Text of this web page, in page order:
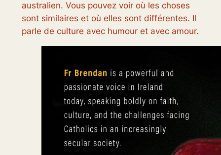
australien. Vous pouvez voir où les choses
sont similaires et où elles sont différentes. Il
parle de culture avec humour et avec amour.